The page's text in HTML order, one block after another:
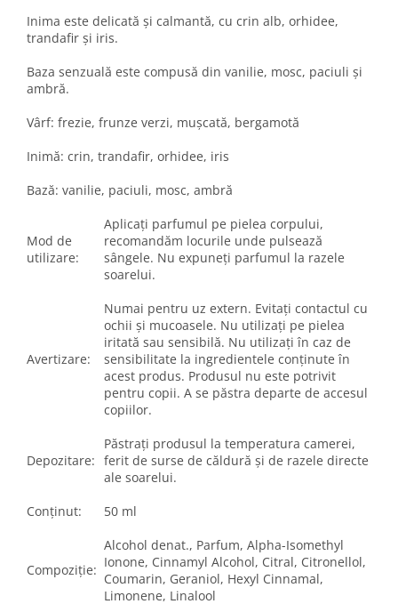
Inima este delicată și calmantă, cu crin alb, orhidee,
trandafir și iris.
Baza senzuală este compusă din vanilie, mosc, paciuli și
ambră.
Vârf: frezie, frunze verzi, mușcată, bergamotă
Inimă: crin, trandafir, orhidee, iris
Bază: vanilie, paciuli, mosc, ambră
Mod de
utilizare:
Aplicați parfumul pe pielea corpului,
recomandăm locurile unde pulsează
sângele. Nu expuneți parfumul la razele
soarelui.
Avertizare:
Numai pentru uz extern. Evitați contactul cu
ochii și mucoasele. Nu utilizați pe pielea
iritată sau sensibilă. Nu utilizați în caz de
sensibilitate la ingredientele conținute în
acest produs. Produsul nu este potrivit
pentru copii. A se păstra departe de accesul
copiilor.
Depozitare:
Păstrați produsul la temperatura camerei,
ferit de surse de căldură și de razele directe
ale soarelui.
Conținut:
50 ml
Compoziție:
Alcohol denat., Parfum, Alpha-Isomethyl
Ionone, Cinnamyl Alcohol, Citral, Citronellol,
Coumarin, Geraniol, Hexyl Cinnamal,
Limonene, Linalool